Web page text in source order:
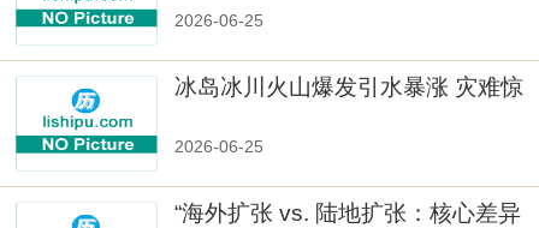
2026-06-25
冰岛冰川火山爆发引水暴涨 灾难惊
2026-06-25
“海外扩张 vs. 陆地扩张：核心差异